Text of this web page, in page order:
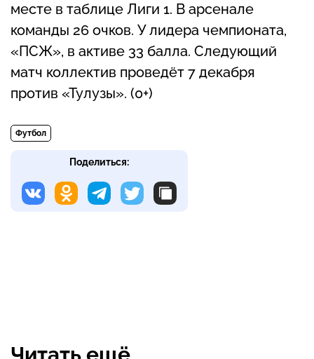
месте в таблице Лиги 1. В арсенале
команды 26 очков. У лидера чемпионата,
«ПСЖ», в активе 33 балла. Следующий
матч коллектив проведёт 7 декабря
против «Тулузы». (0+)
Футбол
Поделиться: